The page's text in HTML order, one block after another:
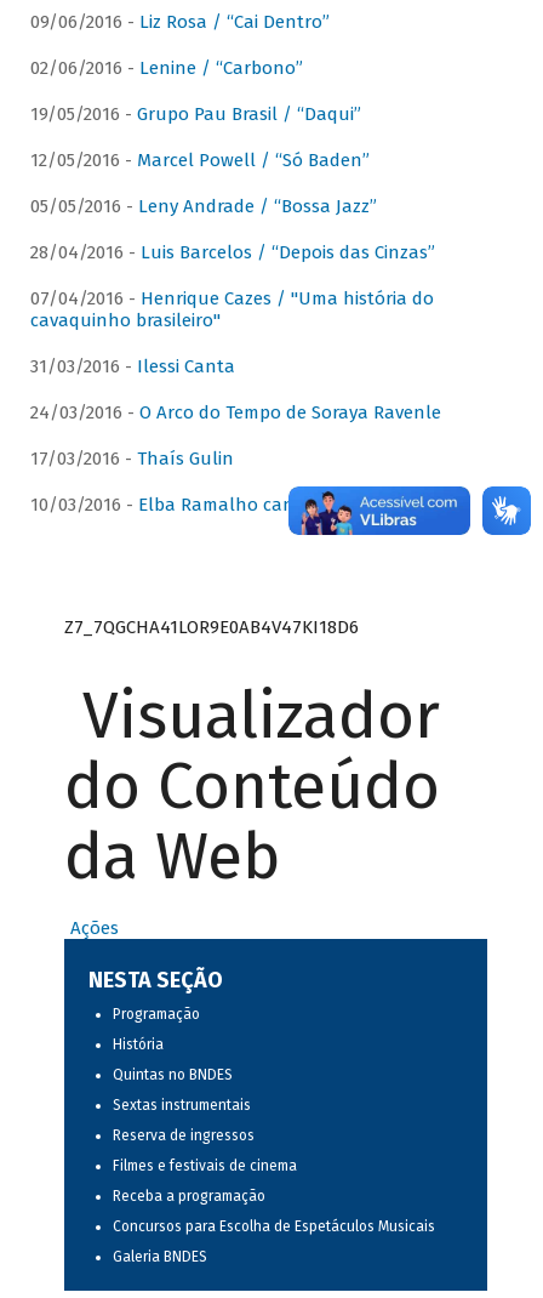
09/06/2016 - Liz Rosa / “Cai Dentro”
02/06/2016 - Lenine / “Carbono”
19/05/2016 - Grupo Pau Brasil / “Daqui”
12/05/2016 - Marcel Powell / “Só Baden”
05/05/2016 - Leny Andrade / “Bossa Jazz”
28/04/2016 - Luis Barcelos / “Depois das Cinzas”
07/04/2016 - Henrique Cazes / "Uma história do
cavaquinho brasileiro"
31/03/2016 - Ilessi Canta
24/03/2016 - O Arco do Tempo de Soraya Ravenle
17/03/2016 - Thaís Gulin
10/03/2016 - Elba Ramalho canta Dominguinhos
Z7_7QGCHA41LOR9E0AB4V47KI18D6
Visualizador
do Conteúdo
da Web
Ações
NESTA SEÇÃO
Programação
História
Quintas no BNDES
Sextas instrumentais
Reserva de ingressos
Filmes e festivais de cinema
Receba a programação
Concursos para Escolha de Espetáculos Musicais
Galeria BNDES